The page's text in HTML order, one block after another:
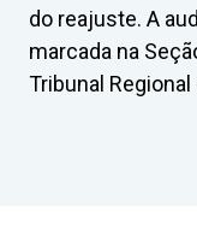
do reajuste. A
marcada na
Tribunal